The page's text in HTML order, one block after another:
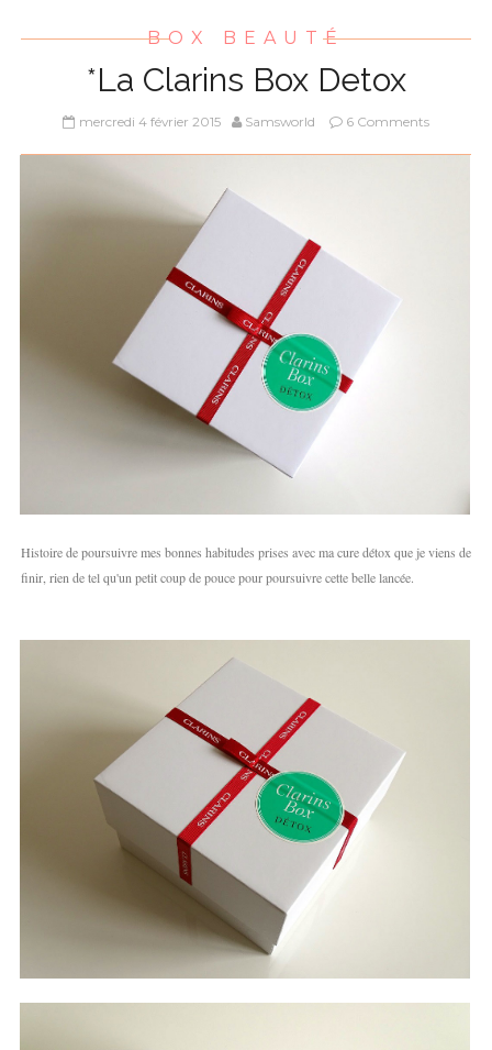
BOX BEAUTÉ
*La Clarins Box Detox
mercredi 4 février 2015 Samsworld 6 Comments
Histoire de poursuivre mes bonnes habitudes prises avec ma cure détox que je viens de
finir, rien de tel qu'un petit coup de pouce pour poursuivre cette belle lancée.